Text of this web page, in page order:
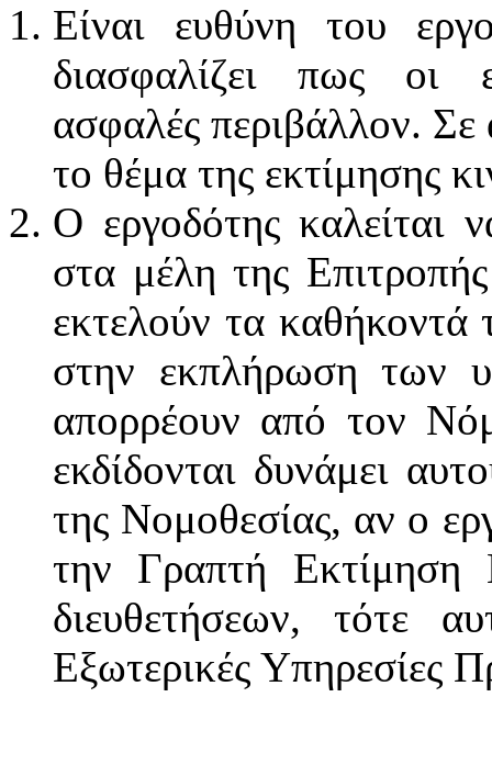
Είναι ευθύνη του
διασφαλίζει πως οι
ασφαλές περιβάλλον. Σε
το θέμα της εκτίμησης
Ο εργοδότης καλείται
στα μέλη της
εκτελούν τα
στην εκπλήρωση των
απορρέουν από τον
εκδίδονται δυνάμει
της Νομοθεσίας, αν ο
την Γραπτή
διευθετήσεων, τότε
Εξωτερικές Υπηρεσίες